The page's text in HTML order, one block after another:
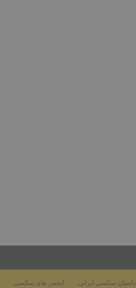
انجمن های سکسی داستان سکسی ایرانی